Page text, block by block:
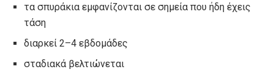
τα σπυράκια εμφανίζονται σε σημεία που ήδη έχεις
τάση
διαρκεί 2–4 εβδομάδες
σταδιακά βελτιώνεται